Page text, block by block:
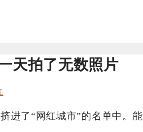
天拍了无数照片
进了“网红城市”的名单中。能